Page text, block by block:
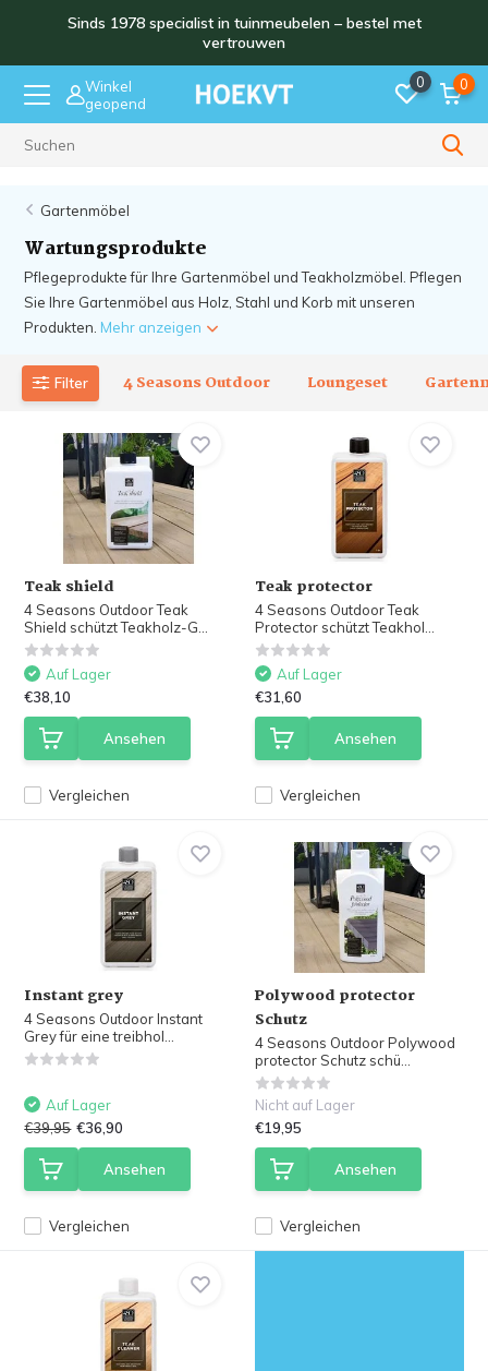
Sinds 1978 specialist in tuinmeubelen – bestel met
vertrouwen
Winkel
geopend
0 0
Gartenmöbel
Wartungsprodukte
Pflegeprodukte für Ihre Gartenmöbel und Teakholzmöbel. Pflegen
Sie Ihre Gartenmöbel aus Holz, Stahl und Korb mit unseren
Produkten. Mehr anzeigen
Filter 4 Seasons Outdoor Loungeset
Teak shield
4 Seasons Outdoor Teak
Shield schützt Teakholz-G...
Vergleichen
Auf Lager
€38,10
Ansehen
Teak protector
4 Seasons Outdoor Teak
Protector schützt Teakhol...
Vergleichen
Auf Lager
€31,60
Ansehen
Instant grey
4 Seasons Outdoor Instant
Grey für eine treibhol...
Vergleichen
Auf Lager
€39,95 €36,90
Ansehen
Polywood protector
Schutz
4 Seasons Outdoor Polywood
protector Schutz schü...
Vergleichen
Nicht auf Lager
€19,95
Ansehen